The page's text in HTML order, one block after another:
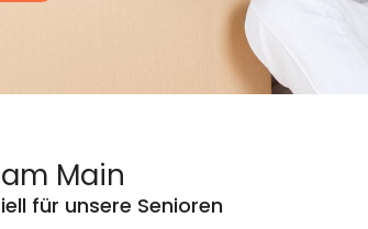
Main
für unsere Senioren